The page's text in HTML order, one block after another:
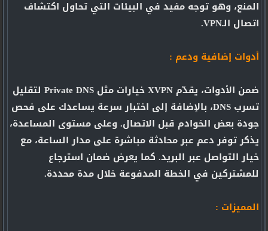
المنع، وهو توجه مفيد في البيئات التي تحاول اكتشاف
اتصال الـVPN.
أدوات إضافية ودعم :
ضمن الأدوات، يقدّم XVPN خيارات مثل Private DNS لتقليل
تسرب DNS، بالإضافة إلى اختبار سرعة يساعدك على فحص
جودة بعض الخوادم قبل الاتصال. وعلى مستوى المساعدة،
يذكر توفر دعم عبر محادثة مباشرة على مدار الساعة، مع
خيار التواصل عبر البريد. كما يعرض ضمان استرجاع
للمشتركين في الخطة المدفوعة خلال مدة محددة.
المميزات :